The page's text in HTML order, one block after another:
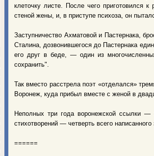
клеточку листе. После чего приготовился
стеной жены, и, в приступе психоза, он
Заступничество Ахматовой и Пастернака,
Сталина, дозвонившегося до Пастернака
его друг в беде, — один из
сохранить".
Так вместо расстрела поэт «отделался»
Воронеж, куда прибыл вместе с женой в
Неполных три года воронежской ссылки —
стихотворений — четверть всего
======